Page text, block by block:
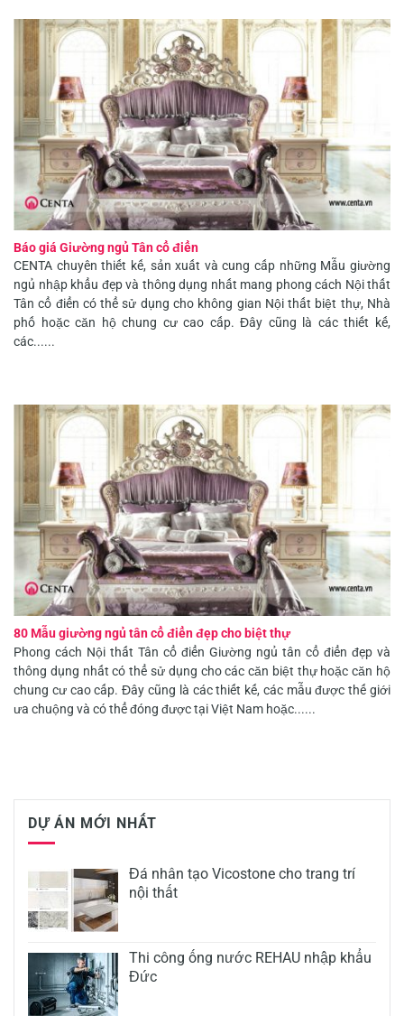
Báo giá Giường ngủ Tân cổ điển
CENTA chuyên thiết kế, sản xuất và cung cấp những Mẫu giường
ngủ nhập khẩu đẹp và thông dụng nhất mang phong cách Nội thất
Tân cổ điển có thể sử dụng cho không gian Nội thất biệt thự, Nhà
phố hoặc căn hộ chung cư cao cấp. Đây cũng là các thiết kế,
các......
80 Mẫu giường ngủ tân cổ điển đẹp cho biệt thự
Phong cách Nội thất Tân cổ điển Giường ngủ tân cổ điển đẹp và
thông dụng nhất có thể sử dụng cho các căn biệt thự hoặc căn hộ
chung cư cao cấp. Đây cũng là các thiết kế, các mẫu được thế giới
ưa chuộng và có thể đóng được tại Việt Nam hoặc......
DỰ ÁN MỚI NHẤT
Đá nhân tạo Vicostone cho trang trí
nội thất
Thi công ống nước REHAU nhập khẩu
Đức